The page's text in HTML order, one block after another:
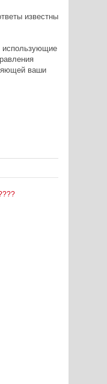
известны
использующие
ваши